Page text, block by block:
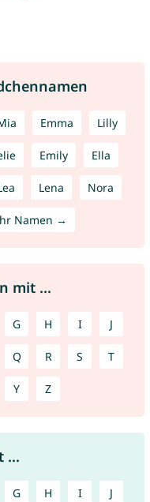
Emma Lilly
Emily Ella
Lena Nora
Namen →
mit ...
G H I J
Q R S T
Y Z
...
G H I J